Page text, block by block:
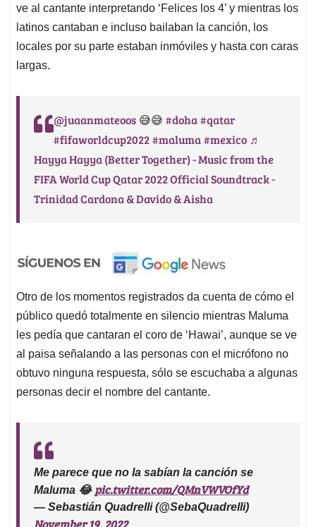
ve al cantante interpretando ‘Felices los 4’ y mientras los
latinos cantaban e incluso bailaban la canción, los
locales por su parte estaban inmóviles y hasta con caras
largas.
@juaanmateoos 😅😅 #doha#qatar
#fifaworldcup2022#maluma#mexico ♬
Hayya Hayya (Better Together) - Music from the
FIFA World Cup Qatar 2022 Official Soundtrack -
Trinidad Cardona & Davido & Aisha
Otro de los momentos registrados da cuenta de cómo el
público quedó totalmente en silencio mientras Maluma
les pedía que cantaran el coro de ‘Hawai’, aunque se ve
al paisa señalando a las personas con el micrófono no
obtuvo ninguna respuesta, sólo se escuchaba a algunas
personas decir el nombre del cantante.
Me parece que no la sabían la canción se
Maluma 😂 pic.twitter.com/QMnVWVOfYd
— Sebastián Quadrelli (@SebaQuadrelli)
November 19, 2022